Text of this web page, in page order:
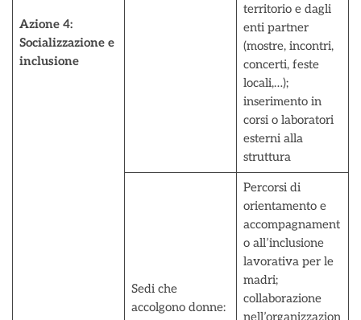
Azione 4:
Socializzazione e
inclusione
territorio e dagli
enti partner
(mostre, incontri,
concerti, feste
locali,…);
inserimento in
corsi o laboratori
esterni alla
struttura
Sedi che
accolgono donne:
Percorsi di
orientamento e
accompagnament
o all’inclusione
lavorativa per le
madri;
collaborazione
nell’organizzazion